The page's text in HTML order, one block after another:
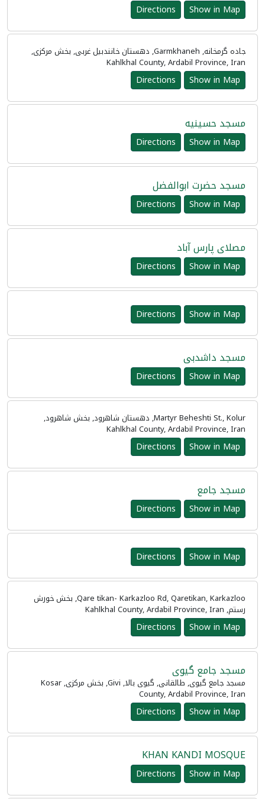
Show in Map
Directions
جاده گرمخانه, Garmkhaneh, دهستان خانندبیل غربی, بخش مرکزی,
Kahlkhal County, Ardabil Province, Iran
Show in Map
Directions
مسجد حسینیه
Show in Map
Directions
مسجد حضرت ابوالفضل
Show in Map
Directions
مصلای پارس آباد
Show in Map
Directions
Show in Map
Directions
مسجد داشدبی
Show in Map
Directions
Martyr Beheshti St., Kolur, دهستان شاهرود, بخش شاهرود,
Kahlkhal County, Ardabil Province, Iran
Show in Map
Directions
مسجد جامع
Show in Map
Directions
Show in Map
Directions
Qare tikan- Karkazloo Rd, Qaretikan, Karkazloo, بخش خورش
رستم, Kahlkhal County, Ardabil Province, Iran
Show in Map
Directions
مسجد جامع گیوی
مسجد جامع گیوی, طالقانی, گیوی بالا, Givi, بخش مرکزی, Kosar
County, Ardabil Province, Iran
Show in Map
Directions
KHAN KANDI MOSQUE
Show in Map
Directions